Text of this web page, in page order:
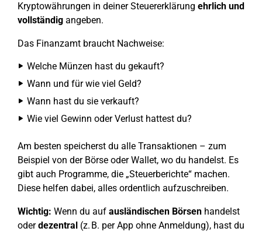
Kryptowährungen in deiner Steuererklärung ehrlich und
vollständig angeben.
Das Finanzamt braucht Nachweise:
Welche Münzen hast du gekauft?
Wann und für wie viel Geld?
Wann hast du sie verkauft?
Wie viel Gewinn oder Verlust hattest du?
Am besten speicherst du alle Transaktionen – zum
Beispiel von der Börse oder Wallet, wo du handelst. Es
gibt auch Programme, die „Steuerberichte“ machen.
Diese helfen dabei, alles ordentlich aufzuschreiben.
Wichtig: Wenn du auf ausländischen Börsen handelst
oderdezentral (z. B. per App ohne Anmeldung), hast du